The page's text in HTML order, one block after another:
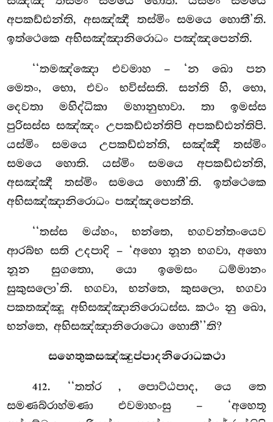
අපකඩ්ඪන්ති, අසඤ්ඤී තස්මිං සමයෙ හොතී’ති.
ඉත්ථෙකෙ අභිසඤ්ඤානිරොධං පඤ්ඤපෙන්ති.
‘‘තමඤ්ඤො එවමාහ – ‘න ඛො පන
මෙතං, භො, එවං භවිස්සති. සන්ති හි, භො,
දෙවතා මහිද්ධිකා මහානුභාවා. තා ඉමස්ස
පුරිසස්ස සඤ්ඤං උපකඩ්ඪන්තිපි අපකඩ්ඪන්තිපි.
යස්මිං සමයෙ උපකඩ්ඪන්ති, සඤ්ඤී තස්මිං
සමයෙ හොති. යස්මිං සමයෙ අපකඩ්ඪන්ති,
අසඤ්ඤී තස්මිං සමයෙ හොතී’ති. ඉත්ථෙකෙ
අභිසඤ්ඤානිරොධං පඤ්ඤපෙන්ති.
‘‘තස්ස මය්හං, භන්තෙ, භගවන්තංයෙව
ආරබ්භ සති උදපාදි – ‘අහො නූන භගවා, අහො
නූන සුගතො, යො ඉමෙසං ධම්මානං
සුකුසලො’ති. භගවා, භන්තෙ, කුසලො, භගවා
පකතඤ්ඤූ අභිසඤ්ඤානිරොධස්ස. කථං නු ඛො,
භන්තෙ, අභිසඤ්ඤානිරොධො හොතී’’ති?
සහෙතුකසඤ්ඤුප්පාදනිරොධකථා
412. ‘‘තත්ර, පොට්ඨපාද, යෙ තෙ
සමණබ්රාහ්මණා එවමාහංසු – ‘අහෙතූ